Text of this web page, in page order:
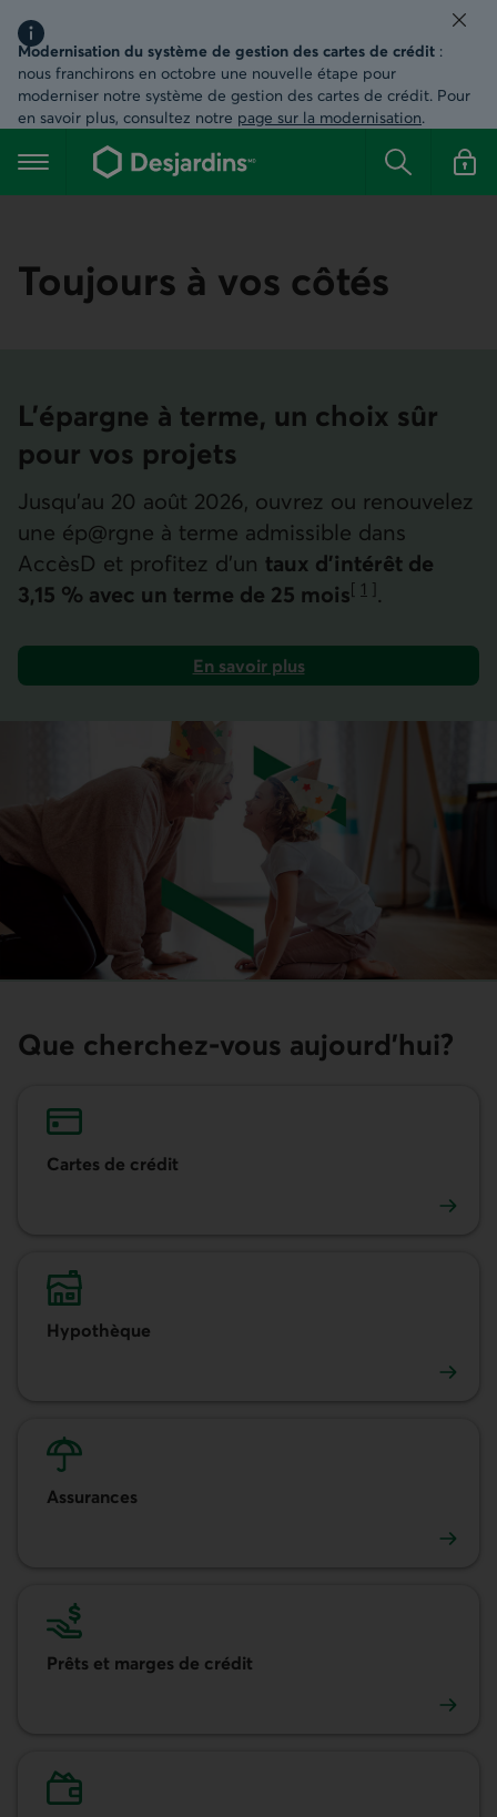
Région Message important, information
Modernisation du système de gestion des cartes de crédit :
nous franchirons en octobre une nouvelle étape pour
moderniser notre système de gestion des cartes de crédit. Pour
en savoir plus, consultez notre page sur la modernisation.
Aller
contenu
Menu principal Rechercher
Se
Toujours à vos côtés
L’épargne à terme, un choix sûr
pour vos projets
Jusqu’au 20 août 2026, ouvrez ou renouvelez
une ép@rgne à terme admissible dans
AccèsD et profitez d’un taux d'intérêt de
3,15 % avec un terme de 25 mois[ 1 ]
Aller à la note
.
En savoir plus
sur les épargnes à terme admissibles
Que cherchez-vous aujourd'hui?
Cartes de crédit
Hypothèque
Assurances
Prêts et marges de crédit